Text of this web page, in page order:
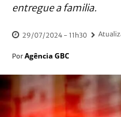
entregue a familia.
29/07/2024 - 11h30
Por Agência GBC